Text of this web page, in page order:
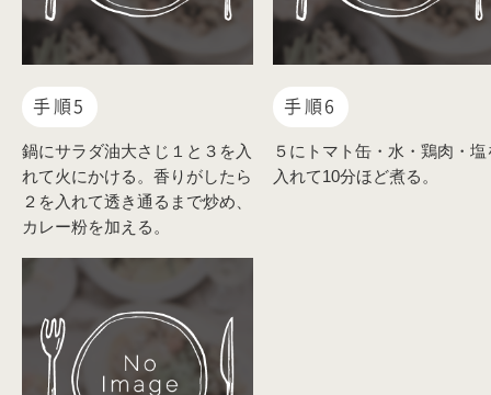
手順5
鍋にサラダ油大さじ１と３を入
れて火にかける。香りがしたら
２を入れて透き通るまで炒め、
カレー粉を加える。
手順6
５にトマト缶・水・鶏肉・塩
入れて10分ほど煮る。